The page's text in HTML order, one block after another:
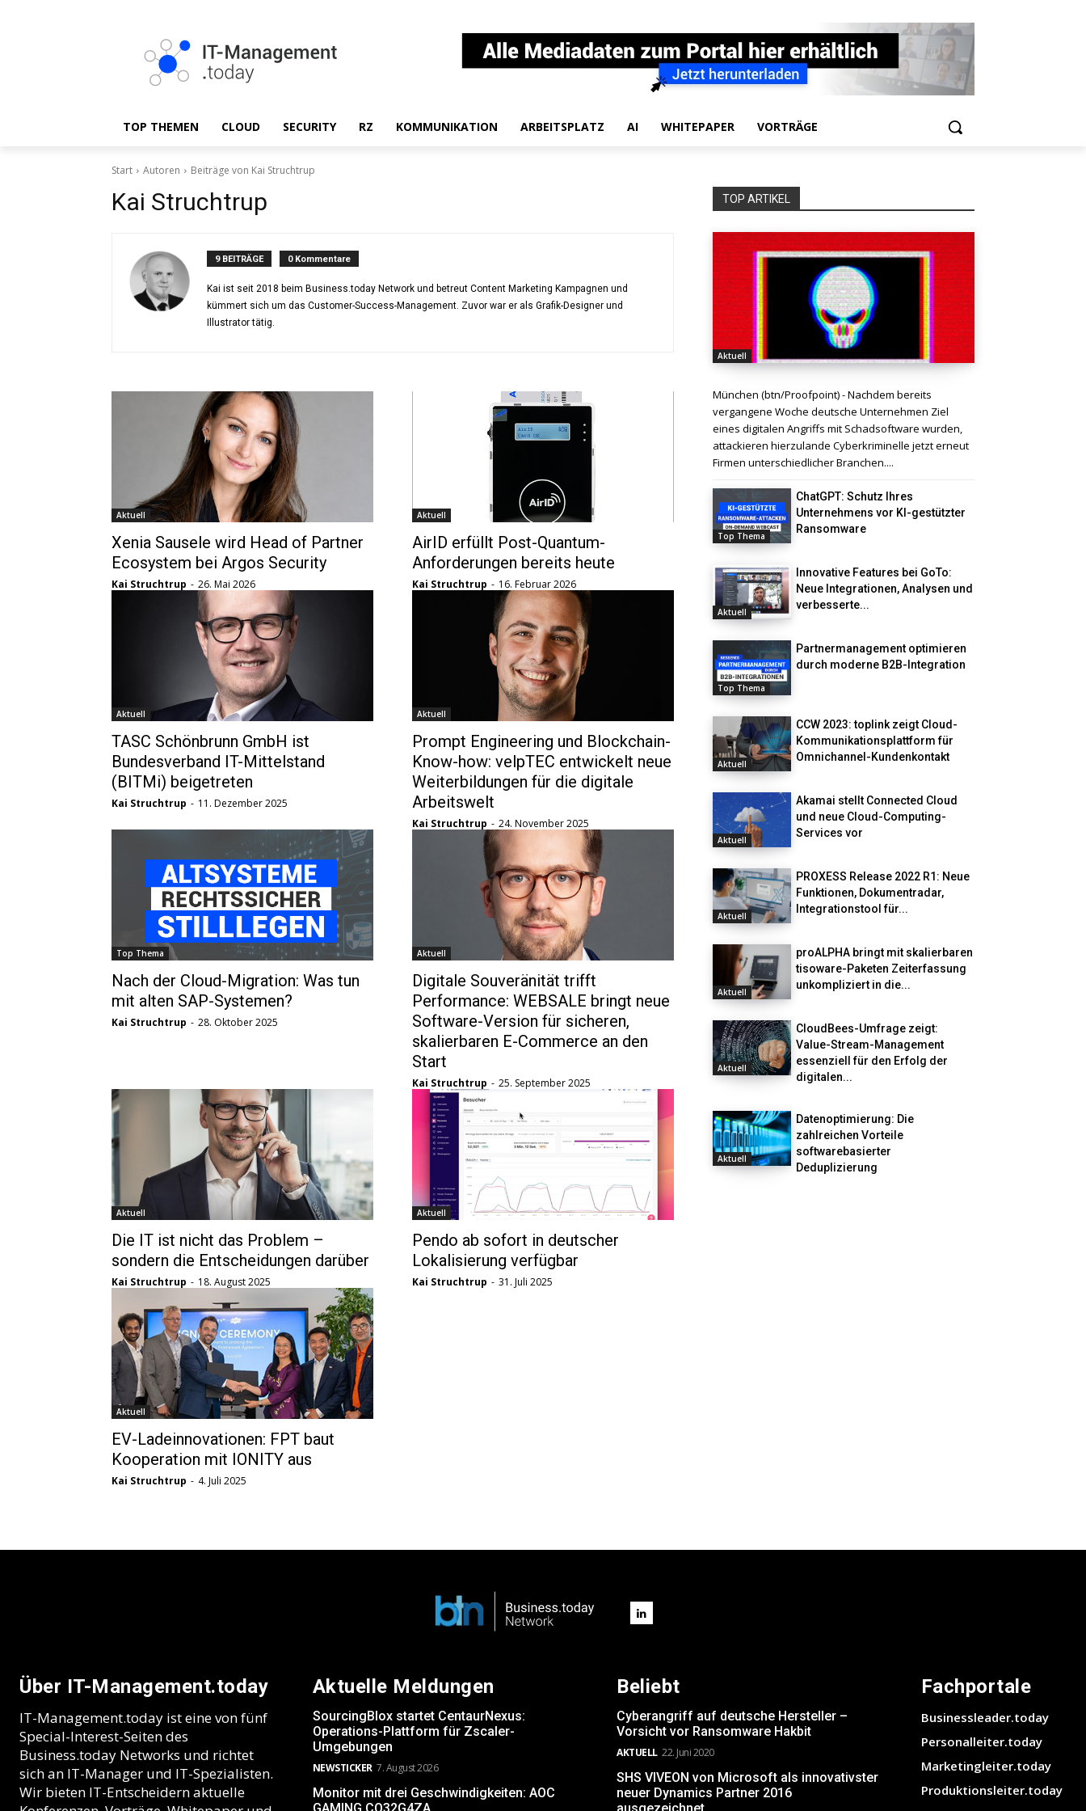
TOP THEMEN CLOUD SECURITY RZ KOMMUNIKATION ARBEITSPLATZ AI WHITEPAPER VORTRÄGE
Start Autoren Beiträge von Kai Struchtrup
Kai Struchtrup
9 BEITRÄGE 0 Kommentare
Kai ist seit 2018 beim Business.today Network und betreut Content Marketing Kampagnen und
kümmert sich um das Customer-Success-Management. Zuvor war er als Grafik-Designer und
Illustrator tätig.
Aktuell
Xenia Sausele wird Head of Partner
Ecosystem bei Argos Security
Kai Struchtrup - 26. Mai 2026
Aktuell
AirID erfüllt Post-Quantum-
Anforderungen bereits heute
Kai Struchtrup - 16. Februar 2026
Aktuell
TASC Schönbrunn GmbH ist
Bundesverband IT-Mittelstand
(BITMi) beigetreten
Kai Struchtrup - 11. Dezember 2025
Aktuell
Prompt Engineering und Blockchain-
Know-how: velpTEC entwickelt neue
Weiterbildungen für die digitale
Arbeitswelt
Kai Struchtrup - 24. November 2025
Top Thema
Nach der Cloud-Migration: Was tun
mit alten SAP-Systemen?
Kai Struchtrup - 28. Oktober 2025
Aktuell
Digitale Souveränität trifft
Performance: WEBSALE bringt neue
Software-Version für sicheren,
skalierbaren E-Commerce an den
Start
Kai Struchtrup - 25. September 2025
Aktuell
Die IT ist nicht das Problem –
sondern die Entscheidungen darüber
Kai Struchtrup - 18. August 2025
Aktuell
Pendo ab sofort in deutscher
Lokalisierung verfügbar
Kai Struchtrup - 31. Juli 2025
Aktuell
EV-Ladeinnovationen: FPT baut
Kooperation mit IONITY aus
Kai Struchtrup - 4. Juli 2025
TOP ARTIKEL
Aktuell
München (btn/Proofpoint) - Nachdem bereits
vergangene Woche deutsche Unternehmen Ziel
eines digitalen Angriffs mit Schadsoftware wurden,
attackieren hierzulande Cyberkriminelle jetzt erneut
Firmen unterschiedlicher Branchen....
Top Thema
ChatGPT: Schutz Ihres
Unternehmens vor KI-gestützter
Ransomware
Aktuell
Innovative Features bei GoTo:
Neue Integrationen, Analysen und
verbesserte...
Top Thema
Partnermanagement optimieren
durch moderne B2B-Integration
Aktuell
CCW 2023: toplink zeigt Cloud-
Kommunikationsplattform für
Omnichannel-Kundenkontakt
Aktuell
Akamai stellt Connected Cloud
und neue Cloud-Computing-
Services vor
Aktuell
PROXESS Release 2022 R1: Neue
Funktionen, Dokumentradar,
Integrationstool für...
Aktuell
proALPHA bringt mit skalierbaren
tisoware-Paketen Zeiterfassung
unkompliziert in die...
Aktuell
CloudBees-Umfrage zeigt:
Value-Stream-Management
essenziell für den Erfolg der
digitalen...
Aktuell
Datenoptimierung: Die
zahlreichen Vorteile
softwarebasierter
Deduplizierung
Über IT-Management.today
IT-Management.today ist eine von fünf
Special-Interest-Seiten des
Business.today Networks und richtet
sich an IT-Manager und IT-Spezialisten.
Wir bieten IT-Entscheidern aktuelle
Aktuelle Meldungen
SourcingBlox startet CentaurNexus:
Operations-Plattform für Zscaler-
Umgebungen
NEWSTICKER 7. August 2026
Monitor mit drei Geschwindigkeiten: AOC
Beliebt
Cyberangriff auf deutsche Hersteller –
Vorsicht vor Ransomware Hakbit
AKTUELL 22. Juni 2020
SHS VIVEON von Microsoft als innovativster
neuer Dynamics Partner 2016
Fachportale
Businessleader.today
Personalleiter.today
Marketingleiter.today
Produktionsleiter.today